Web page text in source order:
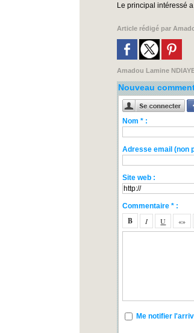
Le principal intéressé
Article rédigé par
Amadou Lamine
Nouveau
Nom * :
Adresse email (non
Site web :
Commentaire * :
Me notifier